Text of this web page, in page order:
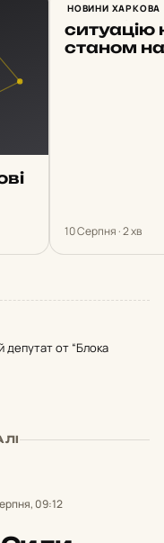
НОВИНИ ХАРКОВА
ситуацію
станом
10 Серпня · 2 хв
от “Блока
09:12